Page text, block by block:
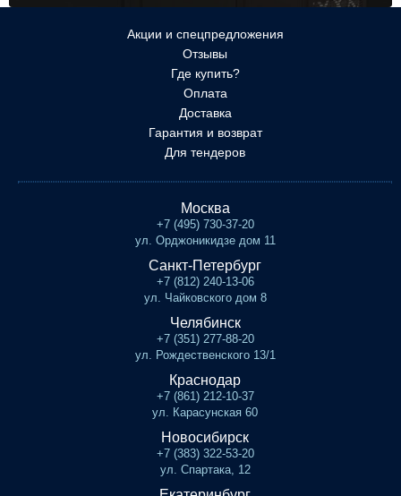
Акции и спецпредложения
Отзывы
Где купить?
Оплата
Доставка
Гарантия и возврат
Для тендеров
Москва
+7 (495) 730-37-20
ул. Орджоникидзе дом 11
Санкт-Петербург
+7 (812) 240-13-06
ул. Чайковского дом 8
Челябинск
+7 (351) 277-88-20
ул. Рождественского 13/1
Краснодар
+7 (861) 212-10-37
ул. Карасунская 60
Новосибирск
+7 (383) 322-53-20
ул. Спартака, 12